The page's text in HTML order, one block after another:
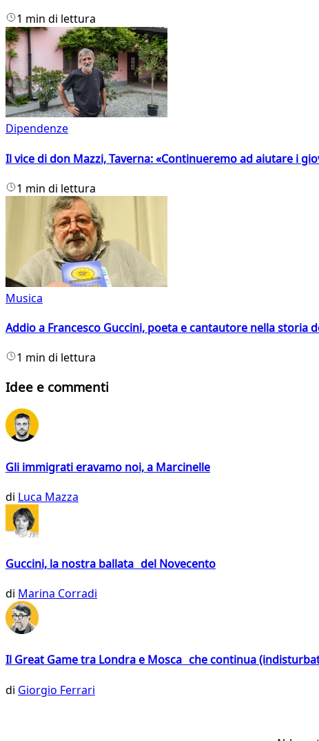
1 min di lettura
Dipendenze
Il vice di don Mazzi, Taverna: «Continueremo ad aiutare i
1 min di lettura
Musica
Addio a Francesco Guccini, poeta e cantautore nella storia
1 min di lettura
Idee e commenti
Gli immigrati eravamo noi, a Marcinelle
di Luca Mazza
Guccini, la nostra ballata del Novecento
di Marina Corradi
Il Great Game tra Londra e Mosca che continua
di Giorgio Ferrari